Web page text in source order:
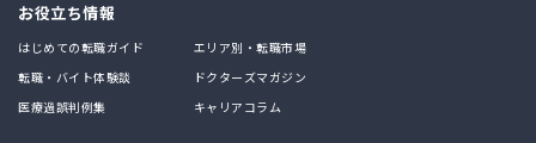
お役立ち情報
はじめての転職ガイド
エリア別・転職市場
転職・バイト体験談
ドクターズマガジン
医療過誤判例集
キャリアコラム